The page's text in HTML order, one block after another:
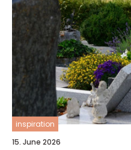
inspiration
15. June 2026